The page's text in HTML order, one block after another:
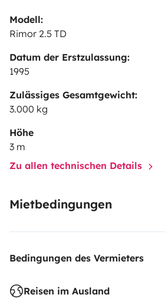
Modell:
Rimor 2.5 TD
Datum der Erstzulassung:
1995
Zulässiges Gesamtgewicht:
3.000 kg
Höhe
3 m
Zu allen technischen Details
Mietbedingungen
Bedingungen des Vermieters
Reisen im Ausland